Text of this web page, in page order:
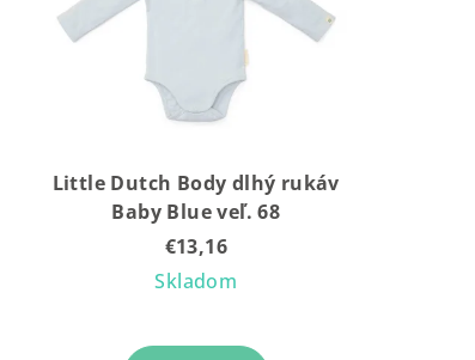
Little Dutch Body dlhý rukáv
Baby Blue veľ. 68
€13,16
Skladom